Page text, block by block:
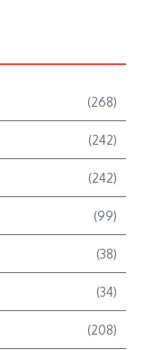
(268)
(242)
(242)
(99)
(38)
(34)
(208)